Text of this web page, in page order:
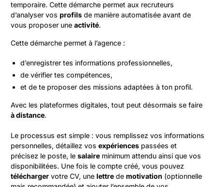
temporaire. Cette démarche permet aux recruteurs
d’analyser vosprofils de manière automatisée avant de
vous proposer uneactivité.
Cette démarche permet à l’agence :
d’enregistrer tes informations professionnelles,
de vérifier tes compétences,
et de te proposer des missions adaptées à ton profil.
Avec les plateformes digitales, tout peut désormais se faire
à distance.
Le processus est simple : vous remplissez vos informations
personnelles, détaillez vosexpériences passées et
précisez le poste, lesalaire minimum attendu ainsi que vos
disponibilitées. Une fois le compte créé, vous pouvez
télécharger votre CV, unelettre demotivation (optionnelle